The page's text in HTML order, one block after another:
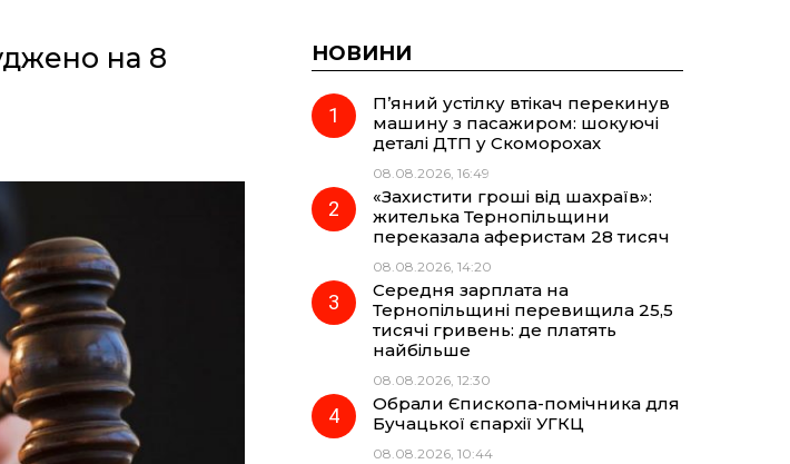
на 8
НОВИНИ
П’яний устілку втікач перекинув
машину з пасажиром: шокуючі
деталі ДТП у Скоморохах
08.08.2026, 16:49
«Захистити гроші від шахраїв»:
жителька Тернопільщини
переказала аферистам 28 тисяч
08.08.2026, 14:20
Середня зарплата на
Тернопільщині перевищила 25,5
тисячі гривень: де платять
найбільше
08.08.2026, 12:30
Обрали Єпископа-помічника для
Бучацької єпархії УГКЦ
08.08.2026, 10:44